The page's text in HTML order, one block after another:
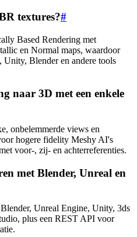
textures?#
Based Rendering met
en Normal maps, waardoor
Blender en andere tools
naar 3D met een enkele
onbelemmerde views en
hogere fidelity Meshy AI's
voor-, zij- en achterreferenties.
met Blender, Unreal en
Unreal Engine, Unity, 3ds
plus een REST API voor